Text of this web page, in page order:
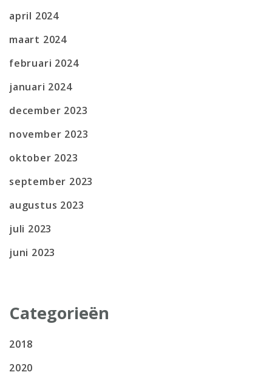
april 2024
maart 2024
februari 2024
januari 2024
december 2023
november 2023
oktober 2023
september 2023
augustus 2023
juli 2023
juni 2023
Categorieën
2018
2020